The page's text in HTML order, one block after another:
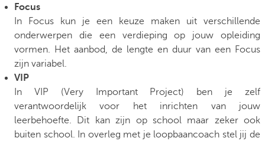
Focus
In Focus kun je een keuze maken uit verschillende
onderwerpen die een verdieping op jouw opleiding
vormen. Het aanbod, de lengte en duur van een Focus
zijn variabel.
VIP
In VIP (Very Important Project) ben je zelf
verantwoordelijk voor het inrichten van jouw
leerbehoefte. Dit kan zijn op school maar zeker ook
buiten school. In overleg met je loopbaancoach stel jij de